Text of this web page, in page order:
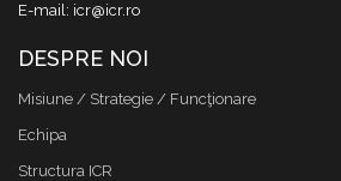
E-mail: icr@icr.ro
DESPRE NOI
Misiune / Strategie / Funcţionare
Echipa
Structura ICR